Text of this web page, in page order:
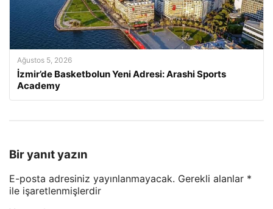
Ağustos 5, 2026
İzmir’de Basketbolun Yeni Adresi: Arashi Sports
Academy
Bir yanıt yazın
E-posta adresiniz yayınlanmayacak. Gerekli alanlar *
ile işaretlenmişlerdir